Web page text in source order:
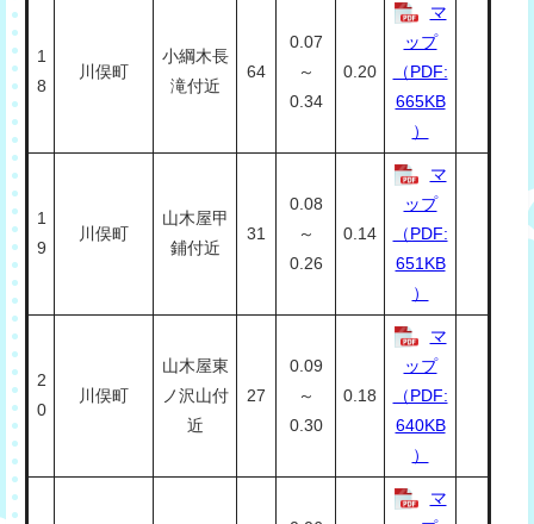
1
8
川俣町
小綱木長
滝付近
64
0.07
～
0.34
0.20
マ
ップ
（PDF:
665KB
）
1
9
川俣町
山木屋甲
鋪付近
31
0.08
～
0.26
0.14
マ
ップ
（PDF:
651KB
）
2
0
川俣町
山木屋東
ノ沢山付
近
27
0.09
～
0.30
0.18
マ
ップ
（PDF:
640KB
）
マ